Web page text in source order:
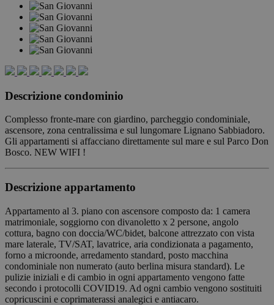
Descrizione condominio
Complesso fronte-mare con giardino, parcheggio condominiale,
ascensore, zona centralissima e sul lungomare Lignano Sabbiadoro.
Gli appartamenti si affacciano direttamente sul mare e sul Parco Don
Bosco. NEW WIFI !
Descrizione appartamento
Appartamento al 3. piano con ascensore composto da: 1 camera
matrimoniale, soggiorno con divanoletto x 2 persone, angolo
cottura, bagno con doccia/WC/bidet, balcone attrezzato con vista
mare laterale, TV/SAT, lavatrice, aria condizionata a pagamento,
forno a microonde, arredamento standard, posto macchina
condominiale non numerato (auto berlina misura standard). Le
pulizie iniziali e di cambio in ogni appartamento vengono fatte
secondo i protocolli COVID19. Ad ogni cambio vengono sostituiti
copricuscini e coprimaterassi analegici e antiacaro.